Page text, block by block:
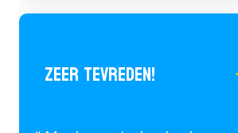
ZEER TEVREDEN!